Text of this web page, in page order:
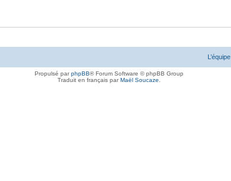
L’équipe
Propulsé parphpBB® Forum Software © phpBB Group
Traduit en français parMaël Soucaze